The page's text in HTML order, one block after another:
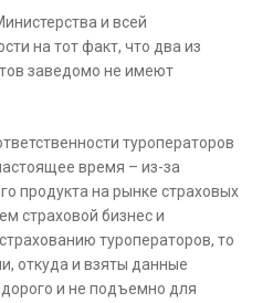
и всей
на тот факт, что два из
заведомо не имеют
туроператоров
время – из-за
продукта на рынке страховых
страховой бизнес и
туроператоров, то
откуда и взяты данные
и не подъемно для